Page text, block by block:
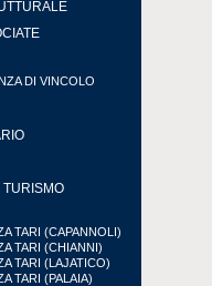
DI VINCOLO
TURISMO
TARI (CAPANNOLI)
TARI (CHIANNI)
TARI (LAJATICO)
TARI (PALAIA)